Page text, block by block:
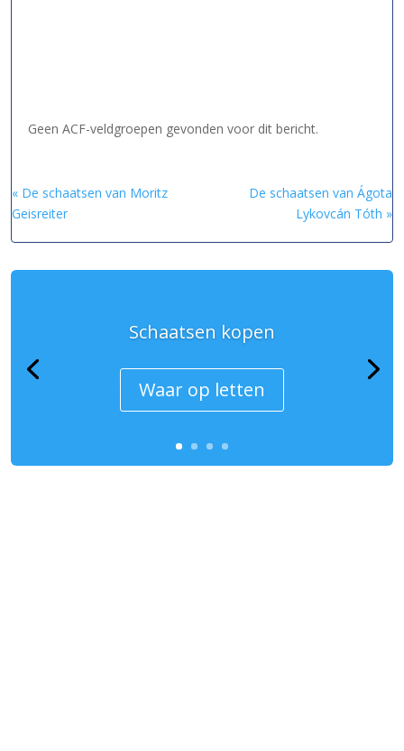
Geen ACF-veldgroepen gevonden voor dit bericht.
« De schaatsen van Moritz
Geisreiter
De schaatsen van Ágota
Lykovcán Tóth »
Schaatsen kopen
Waar op letten